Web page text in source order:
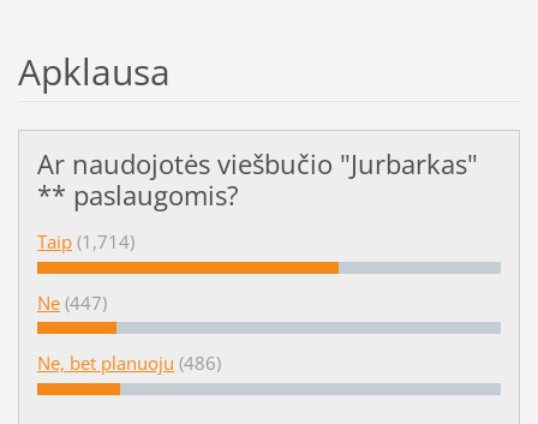
Apklausa
Ar naudojotės viešbučio "Jurbarkas"
** paslaugomis?
Taip (1,714)
Ne (447)
Ne, bet planuoju (486)